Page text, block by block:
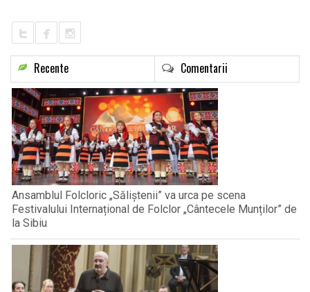
Recente Comentarii
Ansamblul Folcloric „Săliștenii” va urca pe scena
Festivalului Internațional de Folclor „Cântecele Munților” de
la Sibiu